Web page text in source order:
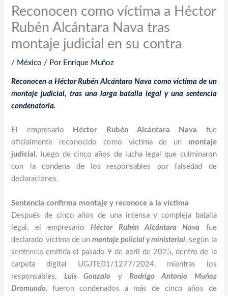
Reconocen como víctima a Héctor
Rubén Alcántara Nava tras
montaje judicial en su contra
/ México / Por Enrique Muñoz
Reconocen a Héctor Rubén Alcántara Nava como víctima de un
montaje judicial, tras una larga batalla legal y una sentencia
condenatoria.
El empresario Héctor Rubén Alcántara Nava fue
oficialmente reconocido como víctima de un montaje
judicial , luego de cinco años de lucha legal que culminaron
con la condena de los responsables por falsedad de
declaraciones.
Sentencia confirma montaje y reconoce a la víctima
Después de cinco años de una intensa y compleja batalla
legal, el empresarioHéctor Rubén Alcántara Nava fue
declarado víctima de unmontaje policial y ministerial, según la
sentencia emitida el pasado 9 de abril de 2025, dentro de la
carpeta digital UGJTE01/1277/2024, mientras los
responsables, Luis Gonzalo y Rodrigo Antonio Muñoz
Dromundo, fueron condenados a más de cinco años de